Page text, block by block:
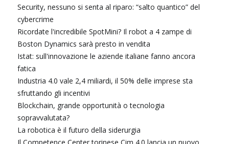
Security, nessuno si senta al riparo: “salto quantico” del
cybercrime
Ricordate l'incredibile SpotMini? Il robot a 4 zampe di
Boston Dynamics sarà presto in vendita
Istat: sull'innovazione le aziende italiane fanno ancora
fatica
Industria 4.0 vale 2,4 miliardi, il 50% delle imprese sta
sfruttando gli incentivi
Blockchain, grande opportunità o tecnologia
sopravvalutata?
La robotica è il futuro della siderurgia